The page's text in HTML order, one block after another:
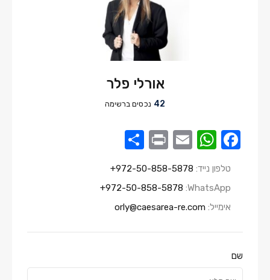
אורלי פלר
42 נכסים ברשימה
Facebook
WhatsApp
Email
Print
טלפון נייד: 972-50-858-5878⁩+
WhatsApp:
972-50-858-5878⁩+
אימייל: orly@caesarea-re.com
שם